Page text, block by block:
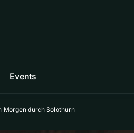
Events
Morgen durch Solothurn